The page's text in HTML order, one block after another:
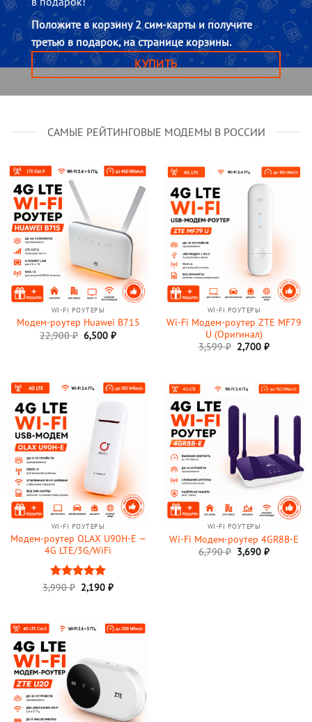
Положите в корзину 2 сим-карты и получите
третью в подарок, на странице корзины.
КУПИТЬ
САМЫЕ РЕЙТИНГОВЫЕ МОДЕМЫ В РОССИИ
WI-FI РОУТЕРЫ
Модем-роутер Huawei B715
22,900₽ 6,500₽
WI-FI РОУТЕРЫ
Wi-Fi Модем-роутер ZTE MF79
U (Оригинал)
3,599₽ 2,700₽
WI-FI РОУТЕРЫ
Модем-роутер OLAX U90H-E —
4G LTE/3G/WiFi
Оценка5
3,990₽ Первоначальная
цена
2,190₽Текущая
WI-FI РОУТЕРЫ
Wi-Fi Модем-роутер 4GR8B-E
6,790₽ Первоначальная
цена
3,690₽Текущая